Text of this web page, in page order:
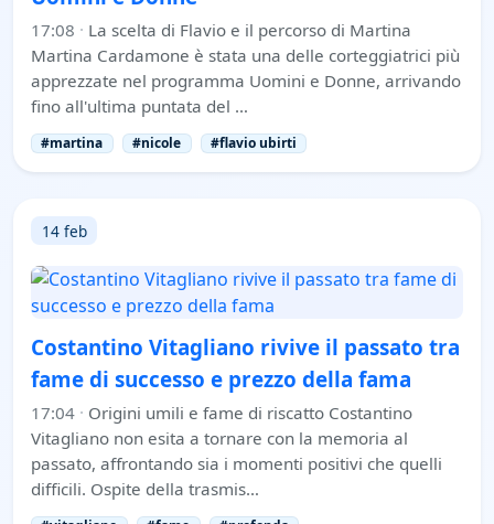
17:08 · La scelta di Flavio e il percorso di Martina
Martina Cardamone è stata una delle corteggiatrici più
apprezzate nel programma Uomini e Donne, arrivando
fino all'ultima puntata del …
#martina #nicole #flavio ubirti
14 feb
Costantino Vitagliano rivive il passato tra
fame di successo e prezzo della fama
17:04 · Origini umili e fame di riscatto Costantino
Vitagliano non esita a tornare con la memoria al
passato, affrontando sia i momenti positivi che quelli
difficili. Ospite della trasmis…